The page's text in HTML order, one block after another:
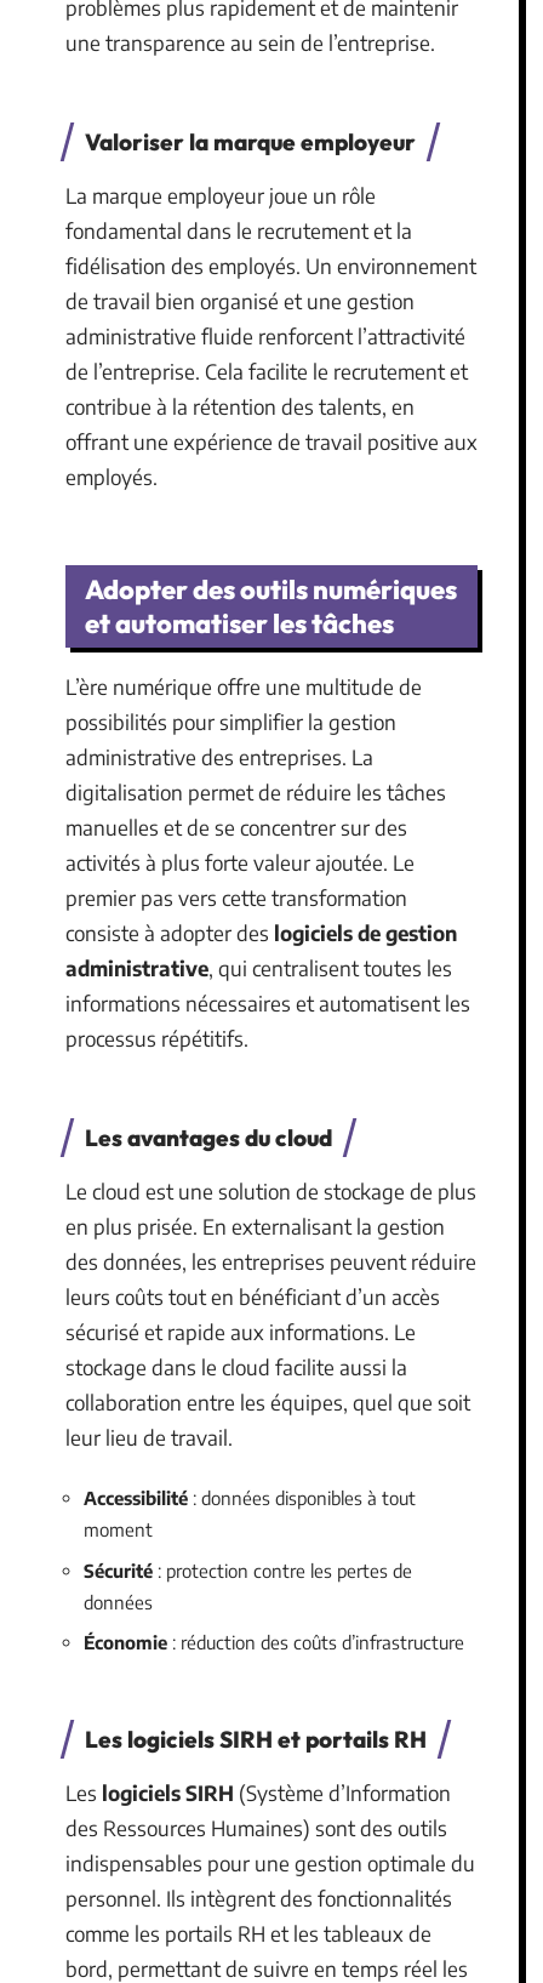
problèmes plus rapidement et de maintenir
une transparence au sein de l’entreprise.
Valoriser la marque employeur
La marque employeur joue un rôle
fondamental dans le recrutement et la
fidélisation des employés. Un environnement
de travail bien organisé et une gestion
administrative fluide renforcent l’attractivité
de l’entreprise. Cela facilite le recrutement et
contribue à la rétention des talents, en
offrant une expérience de travail positive aux
employés.
Adopter des outils numériques
et automatiser les tâches
L’ère numérique offre une multitude de
possibilités pour simplifier la gestion
administrative des entreprises. La
digitalisation permet de réduire les tâches
manuelles et de se concentrer sur des
activités à plus forte valeur ajoutée. Le
premier pas vers cette transformation
consiste à adopter des logiciels de gestion
administrative, qui centralisent toutes les
informations nécessaires et automatisent les
processus répétitifs.
Les avantages du cloud
Le cloud est une solution de stockage de plus
en plus prisée. En externalisant la gestion
des données, les entreprises peuvent réduire
leurs coûts tout en bénéficiant d’un accès
sécurisé et rapide aux informations. Le
stockage dans le cloud facilite aussi la
collaboration entre les équipes, quel que soit
leur lieu de travail.
Accessibilité : données disponibles à tout
moment
Sécurité : protection contre les pertes de
données
Économie : réduction des coûts d’infrastructure
Les logiciels SIRH et portails RH
Les logiciels SIRH (Système d’Information
des Ressources Humaines) sont des outils
indispensables pour une gestion optimale du
personnel. Ils intègrent des fonctionnalités
comme les portails RH et les tableaux de
bord, permettant de suivre en temps réel les